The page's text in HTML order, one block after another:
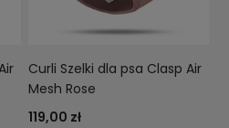
Curli Szelki dla psa Clasp Air
Mesh Rose
119,00 zł